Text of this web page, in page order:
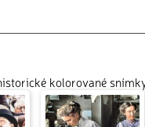
kolorované